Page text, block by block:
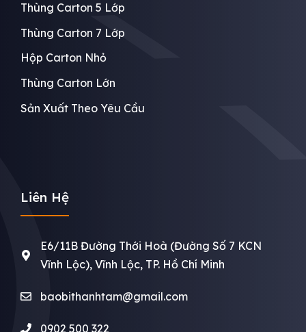
Thùng Carton 5 Lớp
Thùng Carton 7 Lớp
Hộp Carton Nhỏ
Thùng Carton Lớn
Sản Xuất Theo Yêu Cầu
Liên Hệ
E6/11B Đường Thới Hoà (Đường Số 7 KCN
Vĩnh Lộc), Vĩnh Lộc, TP. Hồ Chí Minh
baobithanhtam@gmail.com
0902 500 322